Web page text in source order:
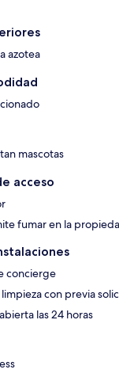
azotea
mascotas
acceso
fumar en la
concierge
con previa
las 24 horas